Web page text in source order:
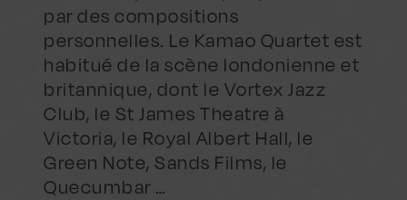
par des compositions
personnelles. Le Kamao Quartet est
habitué de la scène londonienne et
britannique, dont le Vortex Jazz
Club, le St James Theatre à
Victoria, le Royal Albert Hall, le
Green Note, Sands Films, le
Quecumbar …